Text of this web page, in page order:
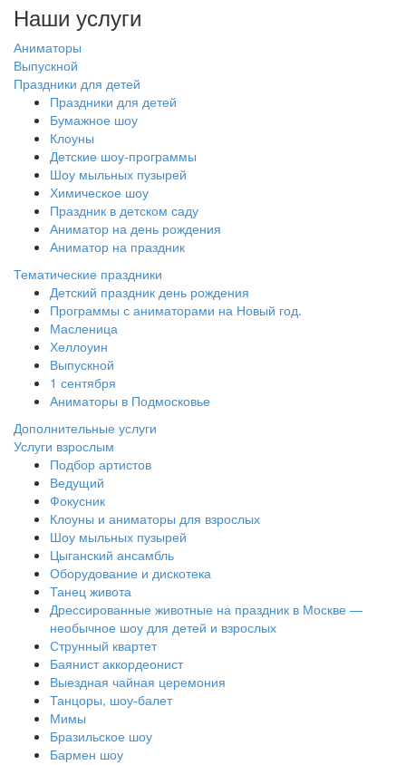
Наши услуги
Аниматоры
Выпускной
Праздники для детей
Праздники для детей
Бумажное шоу
Клоуны
Детские шоу-программы
Шоу мыльных пузырей
Химическое шоу
Праздник в детском саду
Аниматор на день рождения
Аниматор на праздник
Тематические праздники
Детский праздник день рождения
Программы с аниматорами на Новый год.
Масленица
Хеллоуин
Выпускной
1 сентября
Аниматоры в Подмосковье
Дополнительные услуги
Услуги взрослым
Подбор артистов
Ведущий
Фокусник
Клоуны и аниматоры для взрослых
Шоу мыльных пузырей
Цыганский ансамбль
Оборудование и дискотека
Танец живота
Дрессированные животные на праздник в Москве —
необычное шоу для детей и взрослых
Струнный квартет
Баянист аккордеонист
Выездная чайная церемония
Танцоры, шоу-балет
Мимы
Бразильское шоу
Бармен шоу